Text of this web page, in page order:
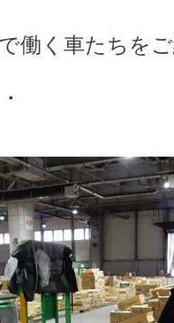
働く車たちをご